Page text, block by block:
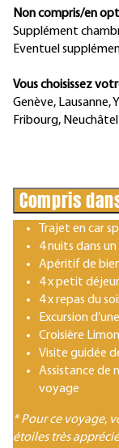
Non compris/en
Supplément
Eventuel
Vous choisissez
Genève, Lausanne,
Fribourg, Neuchâtel
Compris
Trajet en car
4 nuits dans
Apéritif de
4 x petit
4 x repas du
Excursion
Croisière
Visite guidée
Assistance de
voyage
* Pour ce voyage,
étoiles très